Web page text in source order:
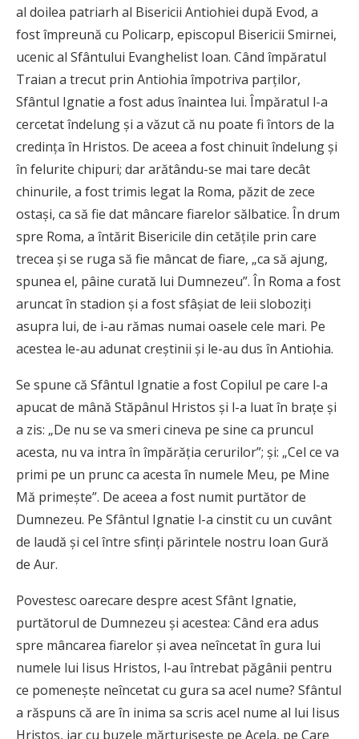
al doilea patriarh al Bisericii Antiohiei după Evod, a
fost împreună cu Policarp, episcopul Bisericii Smirnei,
ucenic al Sfântului Evanghelist Ioan. Când împăratul
Traian a trecut prin Antiohia împotriva parţilor,
Sfântul Ignatie a fost adus înaintea lui. Împăratul l-a
cercetat îndelung şi a văzut că nu poate fi întors de la
credinţa în Hristos. De aceea a fost chinuit îndelung şi
în felurite chipuri; dar arătându-se mai tare decât
chinurile, a fost trimis legat la Roma, păzit de zece
ostaşi, ca să fie dat mâncare fiarelor sălbatice. În drum
spre Roma, a întărit Bisericile din cetăţile prin care
trecea şi se ruga să fie mâncat de fiare, „ca să ajung,
spunea el, pâine curată lui Dumnezeu”. În Roma a fost
aruncat în stadion şi a fost sfâşiat de leii sloboziţi
asupra lui, de i-au rămas numai oasele cele mari. Pe
acestea le-au adunat creştinii şi le-au dus în Antiohia.
Se spune că Sfântul Ignatie a fost Copilul pe care l-a
apucat de mână Stăpânul Hristos şi l-a luat în braţe şi
a zis: „De nu se va smeri cineva pe sine ca pruncul
acesta, nu va intra în împărăţia cerurilor”; şi: „Cel ce va
primi pe un prunc ca acesta în numele Meu, pe Mine
Mă primeşte”. De aceea a fost numit purtător de
Dumnezeu. Pe Sfântul Ignatie l-a cinstit cu un cuvânt
de laudă şi cel între sfinţi părintele nostru Ioan Gură
de Aur.
Povestesc oarecare despre acest Sfânt Ignatie,
purtătorul de Dumnezeu şi acestea: Când era adus
spre mâncarea fiarelor şi avea neîncetat în gura lui
numele lui Iisus Hristos, l-au întrebat păgânii pentru
ce pomeneşte neîncetat cu gura sa acel nume? Sfântul
a răspuns că are în inima sa scris acel nume al lui Iisus
Hristos, iar cu buzele mărturiseşte pe Acela, pe Care